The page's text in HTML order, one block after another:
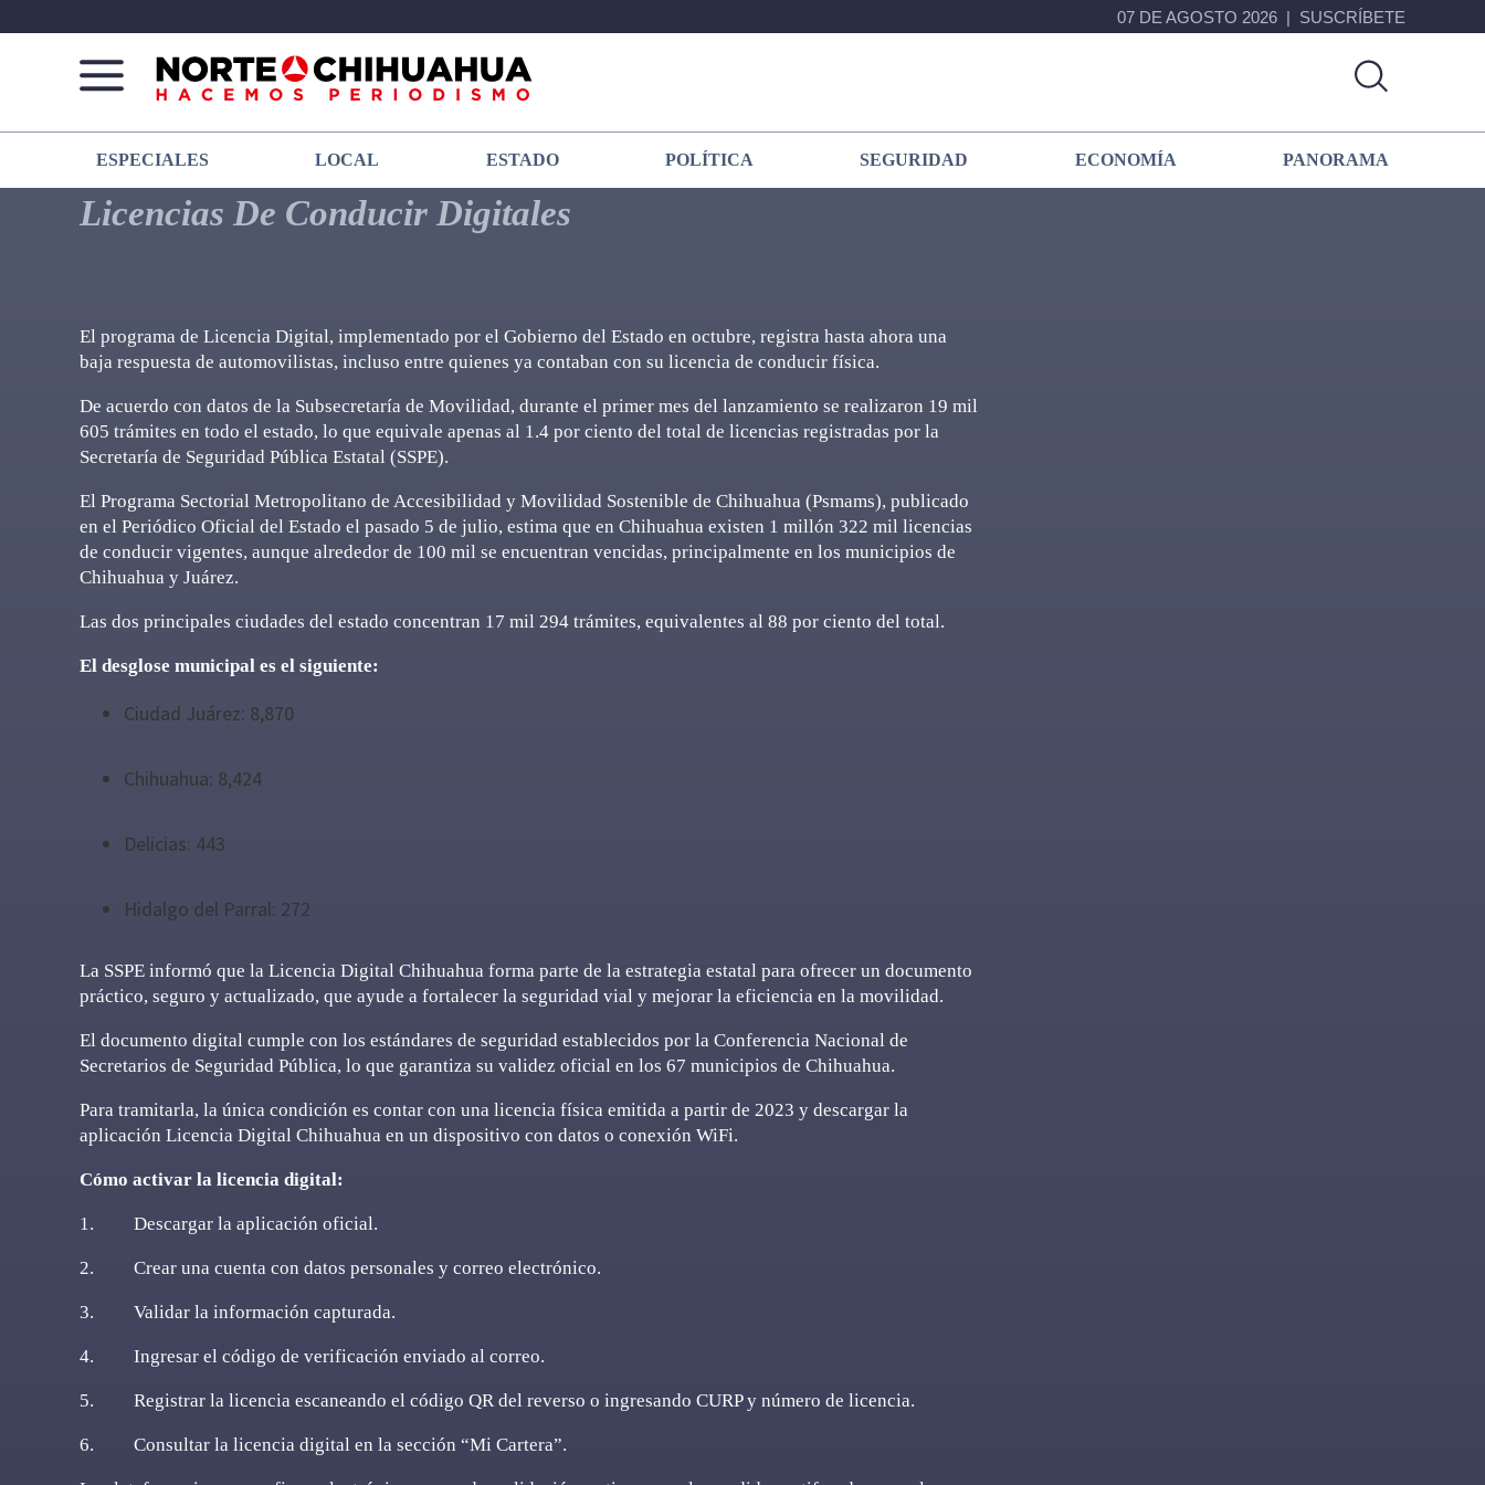
07 DE AGOSTO 2026 SUSCRÍBETE
Norte
De
Chihuahua
Más
que
noticias,
hacemos periodismo
ESPECIALES LOCAL ESTADO POLÍTICA SEGURIDAD ECONOMÍA PANORAMA
Licencias De Conducir Digitales
El programa de Licencia Digital, implementado por el Gobierno del Estado en octubre, registra hasta ahora una
baja respuesta de automovilistas, incluso entre quienes ya contaban con su licencia de conducir física.
De acuerdo con datos de la Subsecretaría de Movilidad, durante el primer mes del lanzamiento se realizaron 19 mil
605 trámites en todo el estado, lo que equivale apenas al 1.4 por ciento del total de licencias registradas por la
Secretaría de Seguridad Pública Estatal (SSPE).
El Programa Sectorial Metropolitano de Accesibilidad y Movilidad Sostenible de Chihuahua (Psmams), publicado
en el Periódico Oficial del Estado el pasado 5 de julio, estima que en Chihuahua existen 1 millón 322 mil licencias
de conducir vigentes, aunque alrededor de 100 mil se encuentran vencidas, principalmente en los municipios de
Chihuahua y Juárez.
Las dos principales ciudades del estado concentran 17 mil 294 trámites, equivalentes al 88 por ciento del total.
El desglose municipal es el siguiente:
Ciudad Juárez: 8,870
Chihuahua: 8,424
Delicias: 443
Hidalgo del Parral: 272
La SSPE informó que la Licencia Digital Chihuahua forma parte de la estrategia estatal para ofrecer un documento
práctico, seguro y actualizado, que ayude a fortalecer la seguridad vial y mejorar la eficiencia en la movilidad.
El documento digital cumple con los estándares de seguridad establecidos por la Conferencia Nacional de
Secretarios de Seguridad Pública, lo que garantiza su validez oficial en los 67 municipios de Chihuahua.
Para tramitarla, la única condición es contar con una licencia física emitida a partir de 2023 y descargar la
aplicación Licencia Digital Chihuahua en un dispositivo con datos o conexión WiFi.
Cómo activar la licencia digital:
1. Descargar la aplicación oficial.
2. Crear una cuenta con datos personales y correo electrónico.
3. Validar la información capturada.
4. Ingresar el código de verificación enviado al correo.
5. Registrar la licencia escaneando el código QR del reverso o ingresando CURP y número de licencia.
6. Consultar la licencia digital en la sección “Mi Cartera”.